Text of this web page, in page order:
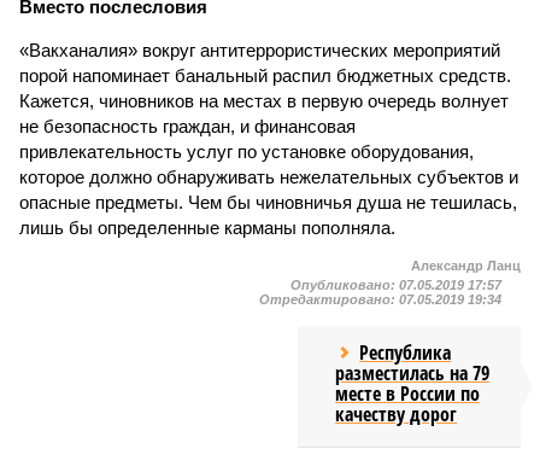
Вместо послесловия
«Вакханалия» вокруг антитеррористических мероприятий
порой напоминает банальный распил бюджетных средств.
Кажется, чиновников на местах в первую очередь волнует
не безопасность граждан, и финансовая
привлекательность услуг по установке оборудования,
которое должно обнаруживать нежелательных субъектов и
опасные предметы. Чем бы чиновничья душа не тешилась,
лишь бы определенные карманы пополняла.
Александр Ланц
Опубликовано: 07.05.2019 17:57
Отредактировано: 07.05.2019 19:34
Республика
разместилась на 79
месте в России по
качеству дорог